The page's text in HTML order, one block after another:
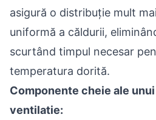
asigură o distribuție mult
uniformă a căldurii,
scurtând timpul necesar
temperatura dorită.
Componente cheie ale
ventilatie: